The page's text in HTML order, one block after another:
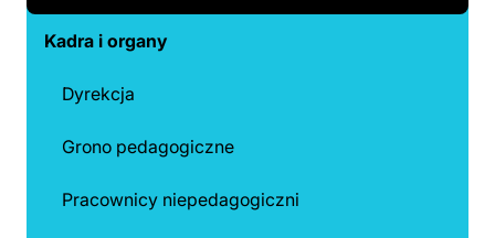
Kadra i organy
Dyrekcja
Grono pedagogiczne
Pracownicy niepedagogiczni